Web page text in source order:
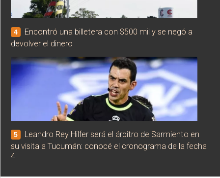
4
Encontró una billetera con $500 mil y se negó a
devolver el dinero
5
Leandro Rey Hilfer será el árbitro de Sarmiento en
su visita a Tucumán: conocé el cronograma de la fecha
4